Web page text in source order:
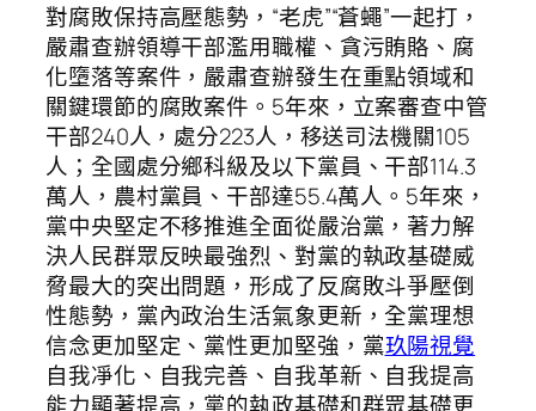
對腐敗保持高壓態勢，“老虎”“蒼蠅”一起打，
嚴肅查辦領導干部濫用職權、貪污賄賂、腐
化墮落等案件，嚴肅查辦發生在重點領域和
關鍵環節的腐敗案件。5年來，立案審查中管
干部240人，處分223人，移送司法機關105
人；全國處分鄉科級及以下黨員、干部114.3
萬人，農村黨員、干部達55.4萬人。5年來，
黨中央堅定不移推進全面從嚴治黨，著力解
決人民群眾反映最強烈、對黨的執政基礎威
脅最大的突出問題，形成了反腐敗斗爭壓倒
性態勢，黨內政治生活氣象更新，全黨理想
信念更加堅定、黨性更加堅強，黨玖陽視覺
自我凈化、自我完善、自我革新、自我提高